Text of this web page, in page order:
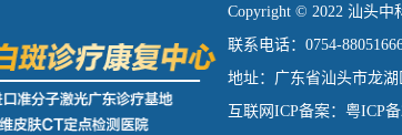
Copyright © 2022 汕头中
联系电话：0754-
地址：广东省汕头市龙
互联网ICP备案：粤ICP备